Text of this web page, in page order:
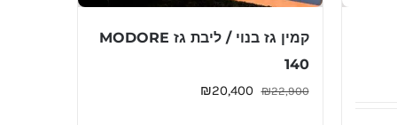
קמין גז בנוי / ליבת גז MODORE
140
₪22,900
המחיר ₪20,400